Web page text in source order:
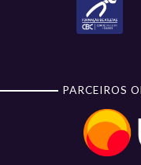
PARCEIROS